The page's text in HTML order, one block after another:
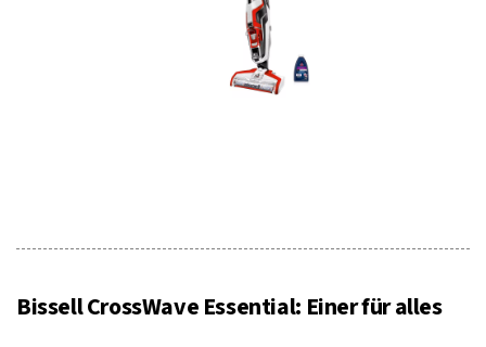
Bissell CrossWave Essential: Einer für alles